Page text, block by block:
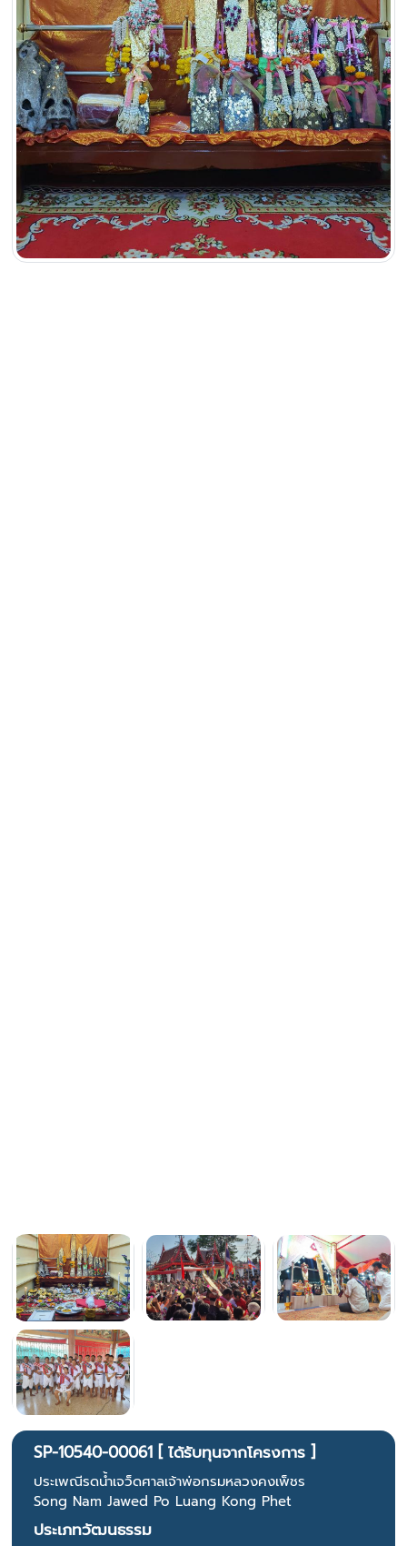
SP-10540-00061 [ ได้รับทุนจากโครงการ ]
ประเพณีรดน้ำเจว็ดศาลเจ้าพ่อกรมหลวงคงเพ็ชร
Song Nam Jawed Po Luang Kong Phet
ประเภทวัฒนธรรม